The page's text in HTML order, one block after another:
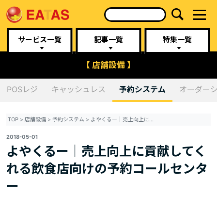
サービス一覧 記事一覧 特集一覧
【 店舗設備 】
POSレジ キャッシュレス 予約システム オーダー
TOP >店舗設備 >予約システム > よやくるー｜売上向上に貢献してくれる飲食店向けの予約コールセンター
2018-05-01
よやくるー｜売上向上に貢献してく
れる飲食店向けの予約コールセンタ
ー